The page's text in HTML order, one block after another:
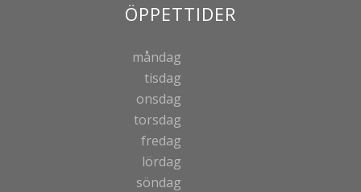
ÖPPETTIDER
måndag
tisdag
onsdag
torsdag
fredag
lördag
söndag